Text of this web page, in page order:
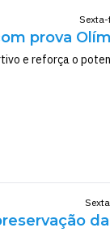
prova
e reforça o